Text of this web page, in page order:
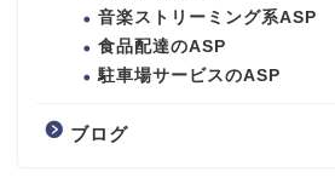
音楽ストリーミング系ASP
食品配達のASP
駐車場サービスのASP
ブログ